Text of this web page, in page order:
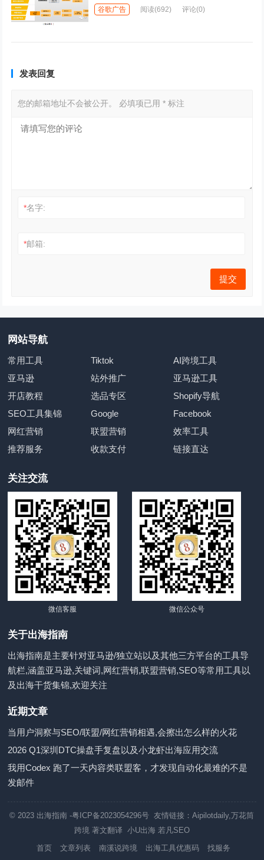
谷歌广告 阅读(692) 评论(0)
发表回复
您的邮箱地址不会被公开。 必填项已用* 标注
*名字:
*邮箱:
网站导航
常用工具 Tiktok
AI跨境工具
亚马逊
站外推广
亚马逊工具
开店教程
选品专区
Shopify导航
SEO工具集锦
Google
Facebook
网红营销
联盟营销
效率工具
推荐服务
收款支付 链接直达
关注交流
微信客服 微信公众号
关于出海指南
出海指南是主要针对亚马逊/独立站以及其他三方平台的工具导
航栏,涵盖亚马逊,关键词,网红营销,联盟营销,SEO等常用工具以
及出海干货集锦,欢迎关注
近期文章
当用户洞察与SEO/联盟/网红营销相遇,会擦出怎么样的火花
2026 Q1深圳DTC操盘手复盘以及小龙虾出海应用交流
我用Codex 跑了一天内容类联盟客，才发现自动化最难的不是
发邮件
© 2023 出海指南 -粤ICP备2023054296号 友情链接：Aipilotdaily,万花筒
跨境 著文翻译 小U出海 若凡SEO
首页
文章列表 南溪说跨境 出海工具优惠码 找服务